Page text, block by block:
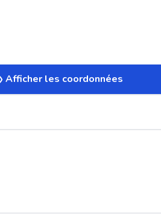
Afficher les coordonnées